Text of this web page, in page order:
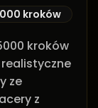
kroków
kroków
ze
z